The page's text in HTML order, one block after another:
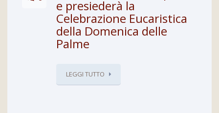
e presiederà la
Celebrazione Eucaristica
della Domenica delle
Palme
LEGGI TUTTO